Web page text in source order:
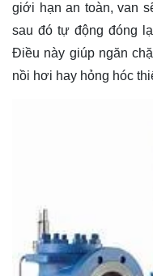
giới hạn an toàn, van
sau đó tự động đóng
Điều này giúp ngăn
nồi hơi hay hỏng hóc